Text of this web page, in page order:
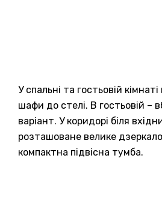
У спальні та гостьовій
шафи до стелі. В гостьовій –
варіант. У коридорі біля
розташоване велике
компактна підвісна тумба.